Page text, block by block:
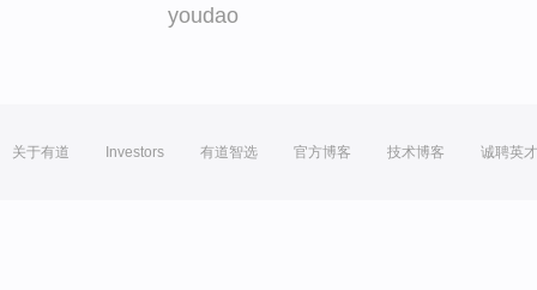
youdao
关于有道 Investors 有道智选 官方博客 技术博客 诚聘英才